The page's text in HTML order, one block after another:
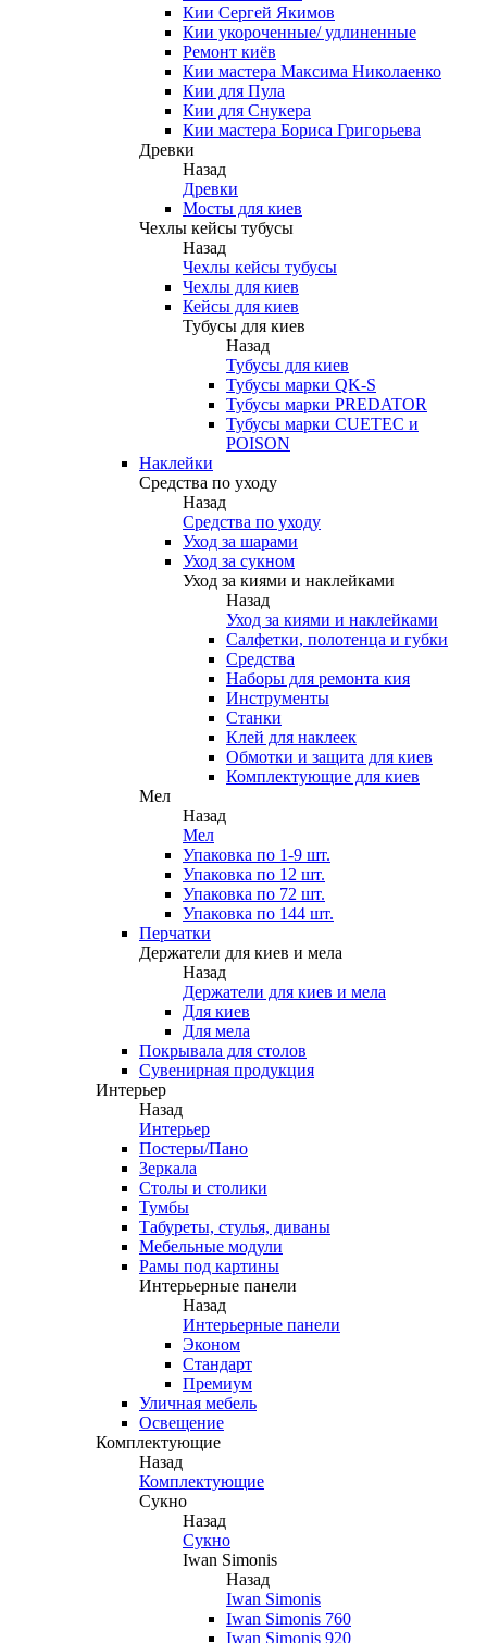
Кии Сергей Якимов
Кии укороченные/ удлиненные
Ремонт киёв
Кии мастера Максима Николаенко
Кии для Пула
Кии для Снукера
Кии мастера Бориса Григорьева
Древки
Назад
Древки
Мосты для киев
Чехлы кейсы тубусы
Назад
Чехлы кейсы тубусы
Чехлы для киев
Кейсы для киев
Тубусы для киев
Назад
Тубусы для киев
Тубусы марки QK-S
Тубусы марки PREDATOR
Тубусы марки CUETEC и
POISON
Наклейки
Средства по уходу
Назад
Средства по уходу
Уход за шарами
Уход за сукном
Уход за киями и наклейками
Назад
Уход за киями и наклейками
Салфетки, полотенца и губки
Средства
Наборы для ремонта кия
Инструменты
Станки
Клей для наклеек
Обмотки и защита для киев
Комплектующие для киев
Мел
Назад
Мел
Упаковка по 1-9 шт.
Упаковка по 12 шт.
Упаковка по 72 шт.
Упаковка по 144 шт.
Перчатки
Держатели для киев и мела
Назад
Держатели для киев и мела
Для киев
Для мела
Покрывала для столов
Сувенирная продукция
Интерьер
Назад
Интерьер
Постеры/Пано
Зеркала
Столы и столики
Тумбы
Табуреты, стулья, диваны
Мебельные модули
Рамы под картины
Интерьерные панели
Назад
Интерьерные панели
Эконом
Стандарт
Премиум
Уличная мебель
Освещение
Комплектующие
Назад
Комплектующие
Сукно
Назад
Сукно
Iwan Simonis
Назад
Iwan Simonis
Iwan Simonis 760
Iwan Simonis 920